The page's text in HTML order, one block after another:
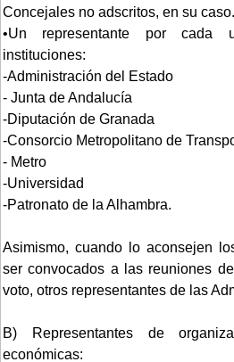
Concejales no adscritos, en su caso.
•Un representante por cada
instituciones:
-Administración del Estado
- Junta de Andalucía
-Diputación de Granada
-Consorcio Metropolitano de
- Metro
-Universidad
-Patronato de la Alhambra.
Asimismo, cuando lo aconsejen
ser convocados a las reuniones
voto, otros representantes de las
B) Representantes de
económicas: